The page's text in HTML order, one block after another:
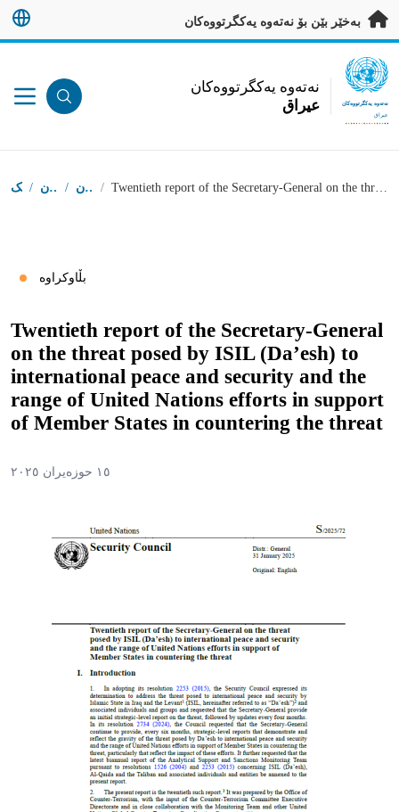
بەرەو ناوەڕۆکی سەرەکی بڕۆ
بەخێر بێن بۆ نەتەوە یەکگرتووەکان
UN Logo
نەتەوە یەکگرتووەکان
عيراق
نەتەوە یەکگرتووەکان
عيراق
شوێنى تۆ
دەستپێک/ سەرچاوەکان / بڵاوکراوەکان / Twentieth report of the Secretary-General on the threat posed by ISIL (Da’esh) to international peace and security and the range of United Nations efforts in support of Member States in countering the threat
بڵاوکراوە
Twentieth report of the Secretary-General
on the threat posed by ISIL (Da’esh) to
international peace and security and the
range of United Nations efforts in support
of Member States in countering the threat
١٥ حوزەیران ٢٠٢٥